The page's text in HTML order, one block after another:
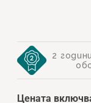
2
Цената